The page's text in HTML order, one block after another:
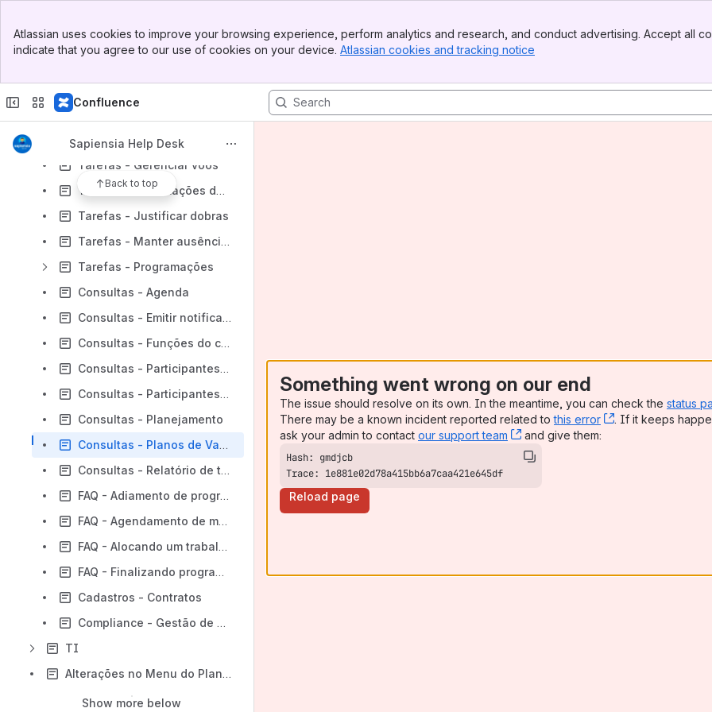
Top Bar
Sidebar
Atlassian uses cookies to improve your browsing experience, perform analytics and research, and conduct advertising. Accept all
indicate that you agree to our use of cookies on your device. Atlassian cookies and tracking notice
Confluence
Sapiensia Help Desk
Back to top
Tarefas - Gerenciar Adiamentos
Tarefas - Gerenciar turmas
Tarefas - Gerenciar voos
Tarefas - Informações de Sispat
Tarefas - Justificar dobras
Tarefas - Manter ausências
Tarefas - Programações
Consultas - Agenda
Consultas - Emitir notificação de embarque
Consultas - Funções do contrato
Consultas - Participantes adiamento
Consultas - Participantes de programação
Consultas - Planejamento
Consultas - Planos de Vagas
Consultas - Relatório de troca de turma (Configurar e Emitir)
FAQ - Adiamento de programação
FAQ - Agendamento de mudança de escalas para trocas de turmas
FAQ - Alocando um trabalhador em uma UOP
FAQ - Finalizando programações que ocorreram no mesmo dia
Cadastros - Contratos
Compliance - Gestão de Aptidão para qualificação
TI
Alterações no Menu do Plano Free para os demais Planos
Show more below
Something went wrong on our end
The issue should resolve on its own. In the meantime, you can check the status
There may be a known incident reported related tothis error , (opens new
. If it keeps
ask your admin to contact our support team , (opens new window)
and give them:
Trace: 1e881e02d78a415bb6a7caa421e645df
Reload page